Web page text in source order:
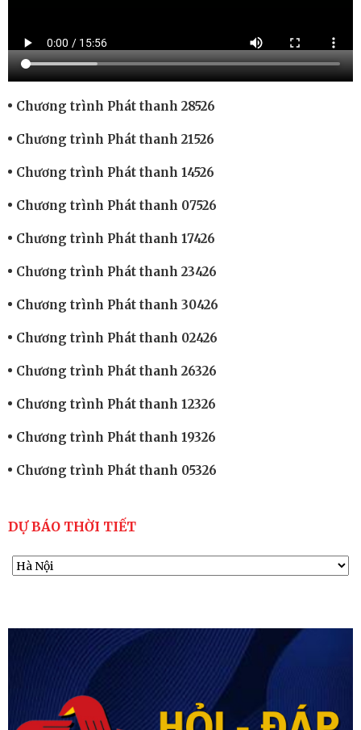
Chương trình Phát thanh 28526
Chương trình Phát thanh 21526
Chương trình Phát thanh 14526
Chương trình Phát thanh 07526
Chương trình Phát thanh 17426
Chương trình Phát thanh 23426
Chương trình Phát thanh 30426
Chương trình Phát thanh 02426
Chương trình Phát thanh 26326
Chương trình Phát thanh 12326
Chương trình Phát thanh 19326
Chương trình Phát thanh 05326
DỰ BÁO THỜI TIẾT